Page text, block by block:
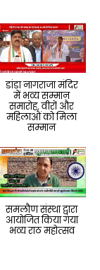
डांडा नागराजा मंदिर
में भव्य सम्मान
समारोह, वीरों और
महिलाओं को मिला
सम्मान
समलौण संस्था द्वारा
आयोजित किया गया
भव्य राठ महोत्सव